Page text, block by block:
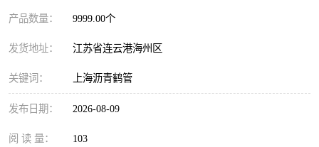
产品数量： 9999.00个
发货地址： 江苏省连云港海州区
关键词： 上海沥青鹤管
发布日期： 2026-08-09
阅 读 量： 103